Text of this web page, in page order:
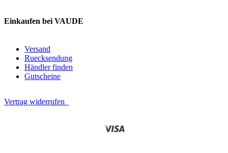
Einkaufen bei VAUDE
Versand
Ruecksendung
Händler finden
Gutscheine
Vertrag widerrufen